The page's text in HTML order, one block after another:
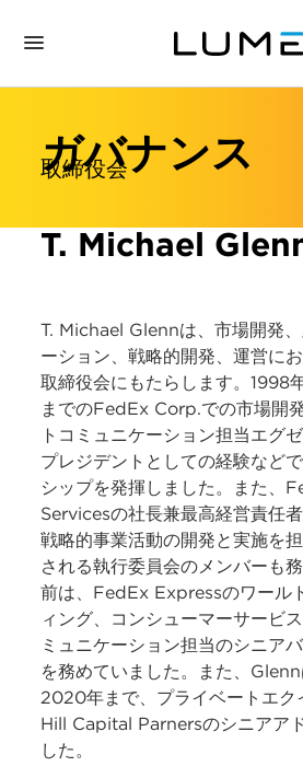
ガバナンス
取締役会
T. Michael
T. Michael Glennは、市場開発
ーション、戦略的開発、運営に
取締役会にもたらします。1998
までのFedEx Corp.での市場開
トコミュニケーション担当エグ
プレジデントとしての経験など
シップを発揮しました。また、
Servicesの社長兼最高経営責任者
戦略的事業活動の開発と実施を
される執行委員会のメンバーも
前は、FedEx Expressのワール
ィング、コンシューマーサービ
ミュニケーション担当のシニア
を務めていました。また、
2020年まで、プライベートエク
Hill Capital Parnersのシニアア
した。